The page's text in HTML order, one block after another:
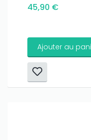
45,90 €
Ajouter au